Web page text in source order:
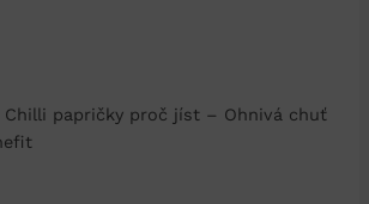
Chilli papričky proč jíst – Ohnivá chuť